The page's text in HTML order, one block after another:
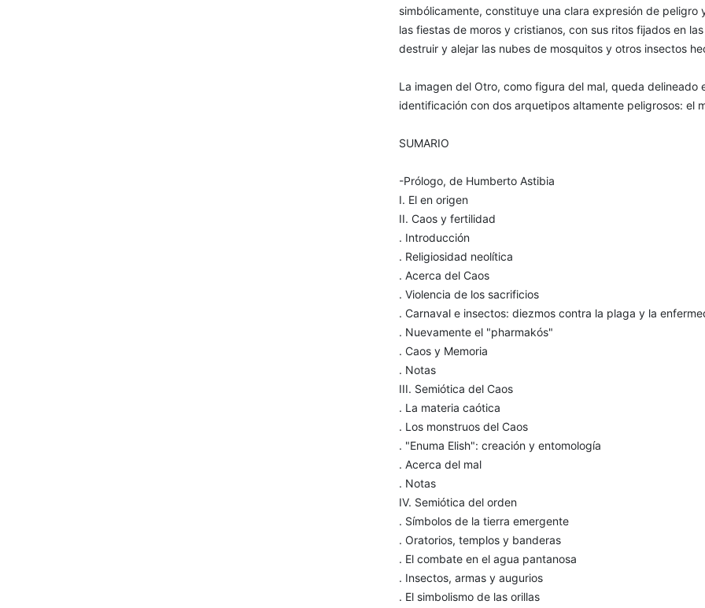
simbólicamente, constituye una clara expresión de peligro
las fiestas de moros y cristianos, con sus ritos fijados en
destruir y alejar las nubes de mosquitos y otros insectos
La imagen del Otro, como figura del mal, queda
identificación con dos arquetipos altamente peligrosos: el
SUMARIO
-Prólogo, de Humberto Astibia
I. El en origen
II. Caos y fertilidad
. Introducción
. Religiosidad neolítica
. Acerca del Caos
. Violencia de los sacrificios
. Carnaval e insectos: diezmos contra la plaga y la
. Nuevamente el "pharmakós"
. Caos y Memoria
. Notas
III. Semiótica del Caos
. La materia caótica
. Los monstruos del Caos
. "Enuma Elish": creación y entomología
. Acerca del mal
. Notas
IV. Semiótica del orden
. Símbolos de la tierra emergente
. Oratorios, templos y banderas
. El combate en el agua pantanosa
. Insectos, armas y augurios
. El simbolismo de las orillas